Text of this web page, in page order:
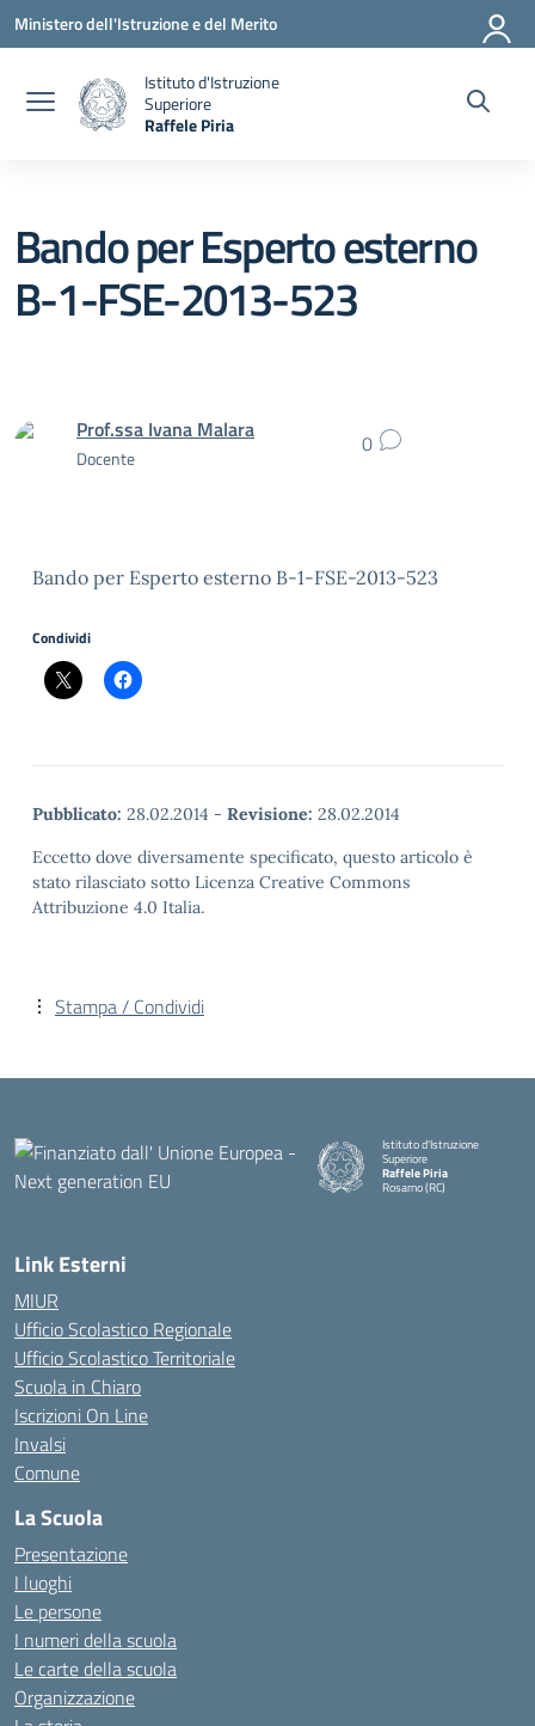
Vai ai contenuti
Vai al menu di navigazione
Vai al footer
Ministero dell'Istruzione e del Merito
Istituto d'Istruzione
Superiore
Raffele Piria
Bando per Esperto esterno
B-1-FSE-2013-523
Prof.ssa Ivana Malara
Docente 0
Bando per Esperto esterno B-1-FSE-2013-523
Condividi
Pubblicato: 28.02.2014 - Revisione: 28.02.2014
Eccetto dove diversamente specificato, questo articolo è
stato rilasciato sotto Licenza Creative Commons
Attribuzione 4.0 Italia.
Stampa / Condividi
Istituto d'Istruzione
Superiore
Raffele Piria
Rosarno (RC)
Link Esterni
MIUR
Ufficio Scolastico Regionale
Ufficio Scolastico Territoriale
Scuola in Chiaro
Iscrizioni On Line
Invalsi
Comune
La Scuola
Presentazione
I luoghi
Le persone
I numeri della scuola
Le carte della scuola
Organizzazione